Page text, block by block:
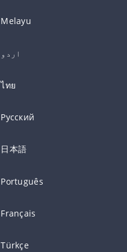
Melayu
اردو
ไทย
Русский
日本語
Português
Français
Türkçe